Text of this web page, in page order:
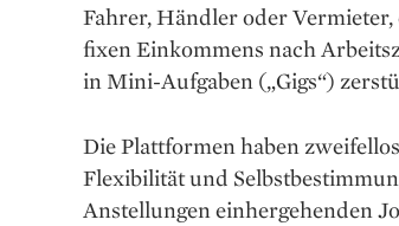
Fahrer, Händler oder
fixen Einkommens nach
in Mini-Aufgaben („Gigs“)
Die Plattformen haben
Flexibilität und
Anstellungen einhergehenden